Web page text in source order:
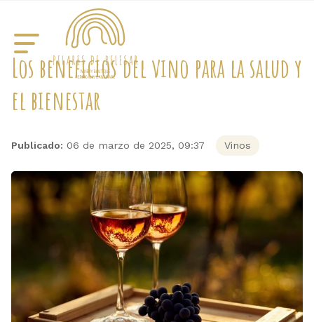
Los beneficios del vino para la salud y
el bienestar
Publicado: 06 de marzo de 2025, 09:37 Vinos